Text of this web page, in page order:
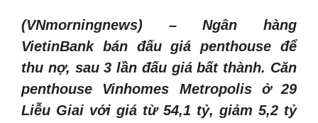
(VNmorningnews) – Ngân hàng
VietinBank bán đấu giá penthouse để
thu nợ, sau 3 lần đấu giá bất thành. Căn
penthouse Vinhomes Metropolis ở 29
Liễu Giai với giá từ 54,1 tỷ, giảm 5,2 tỷ